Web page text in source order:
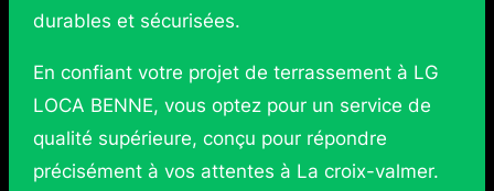
durables et sécurisées.
En confiant votre projet de terrassement à LG
LOCA BENNE, vous optez pour un service de
qualité supérieure, conçu pour répondre
précisément à vos attentes à La croix-valmer.